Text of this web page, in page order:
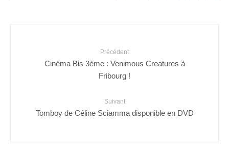
Précédent
Cinéma Bis 3ème : Venimous Creatures à
Fribourg !
Suivant
Tomboy de Céline Sciamma disponible en DVD